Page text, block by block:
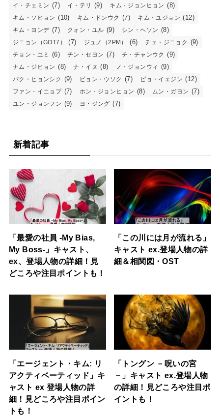
イ・チェミン (7) イ・テリ (9) キム・ジョンヒョン (8)
キム・ソヒョン (10) キム・ドンウク (7) キム・ユジョン (12)
キム・ヨンデ (7) クォン・ユル (9) シン・ヘソン (8)
ジニョン（GOT7） (7) ジュノ（2PM） (6) チェ・ジニョク (9)
チョン・ユミ (6) チン・セヨン (7) チ・チャンウク (9)
ナム・ジヒョン (8) ナ・イヌ (8) ノ・ジョンウィ (9)
パク・ヒョンシク (9) ビョン・ウソク (7) ピョ・イェジン (12)
ファン・イニョプ (7) ホン・ジョンヒョン (8) ムン・ガヨン (7)
ユン・ジョンフン (9) ヨ・ジング (7)
新着記事
「最愛の社員 -My Bias,
My Boss-」キャスト、
ex、登場人物の詳細！見
どころや注目ポイントも！
「この川には月が流れる」
キャスト ex.登場人物の詳
細＆相関図・OST
「エージェント・キム: リ
アクティベーティッド」キ
ャスト ex 登場人物の詳
細！見どころや注目ポイン
トも！
「トングン －呪いの宮
－」キャスト ex.登場人物
の詳細！見どころや注目ポ
イントも！